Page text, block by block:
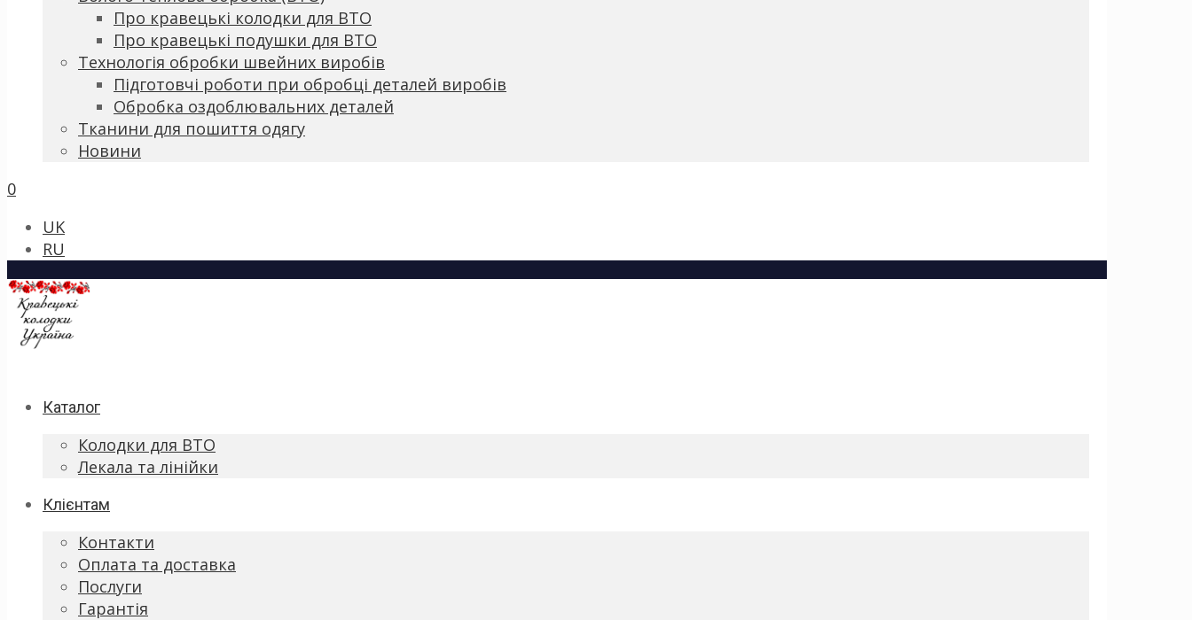
Про кравецькі колодки для ВТО
Про кравецькі подушки для ВТО
Технологія обробки швейних виробів
Підготовчі роботи при обробці деталей виробів
Обробка оздоблювальних деталей
Тканини для пошиття одягу
Новини
0
UK
RU
Каталог
Колодки для ВТО
Лекала та лінійки
Клієнтам
Контакти
Оплата та доставка
Послуги
Гарантія